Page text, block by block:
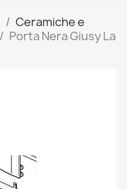
Ceramiche e
Porta Nera Giusy La